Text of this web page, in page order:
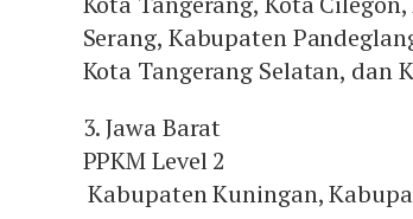
Serang, Kabupaten
Kota Tangerang Selatan, dan
3. Jawa Barat
PPKM Level 2
Kabupaten Kuningan,